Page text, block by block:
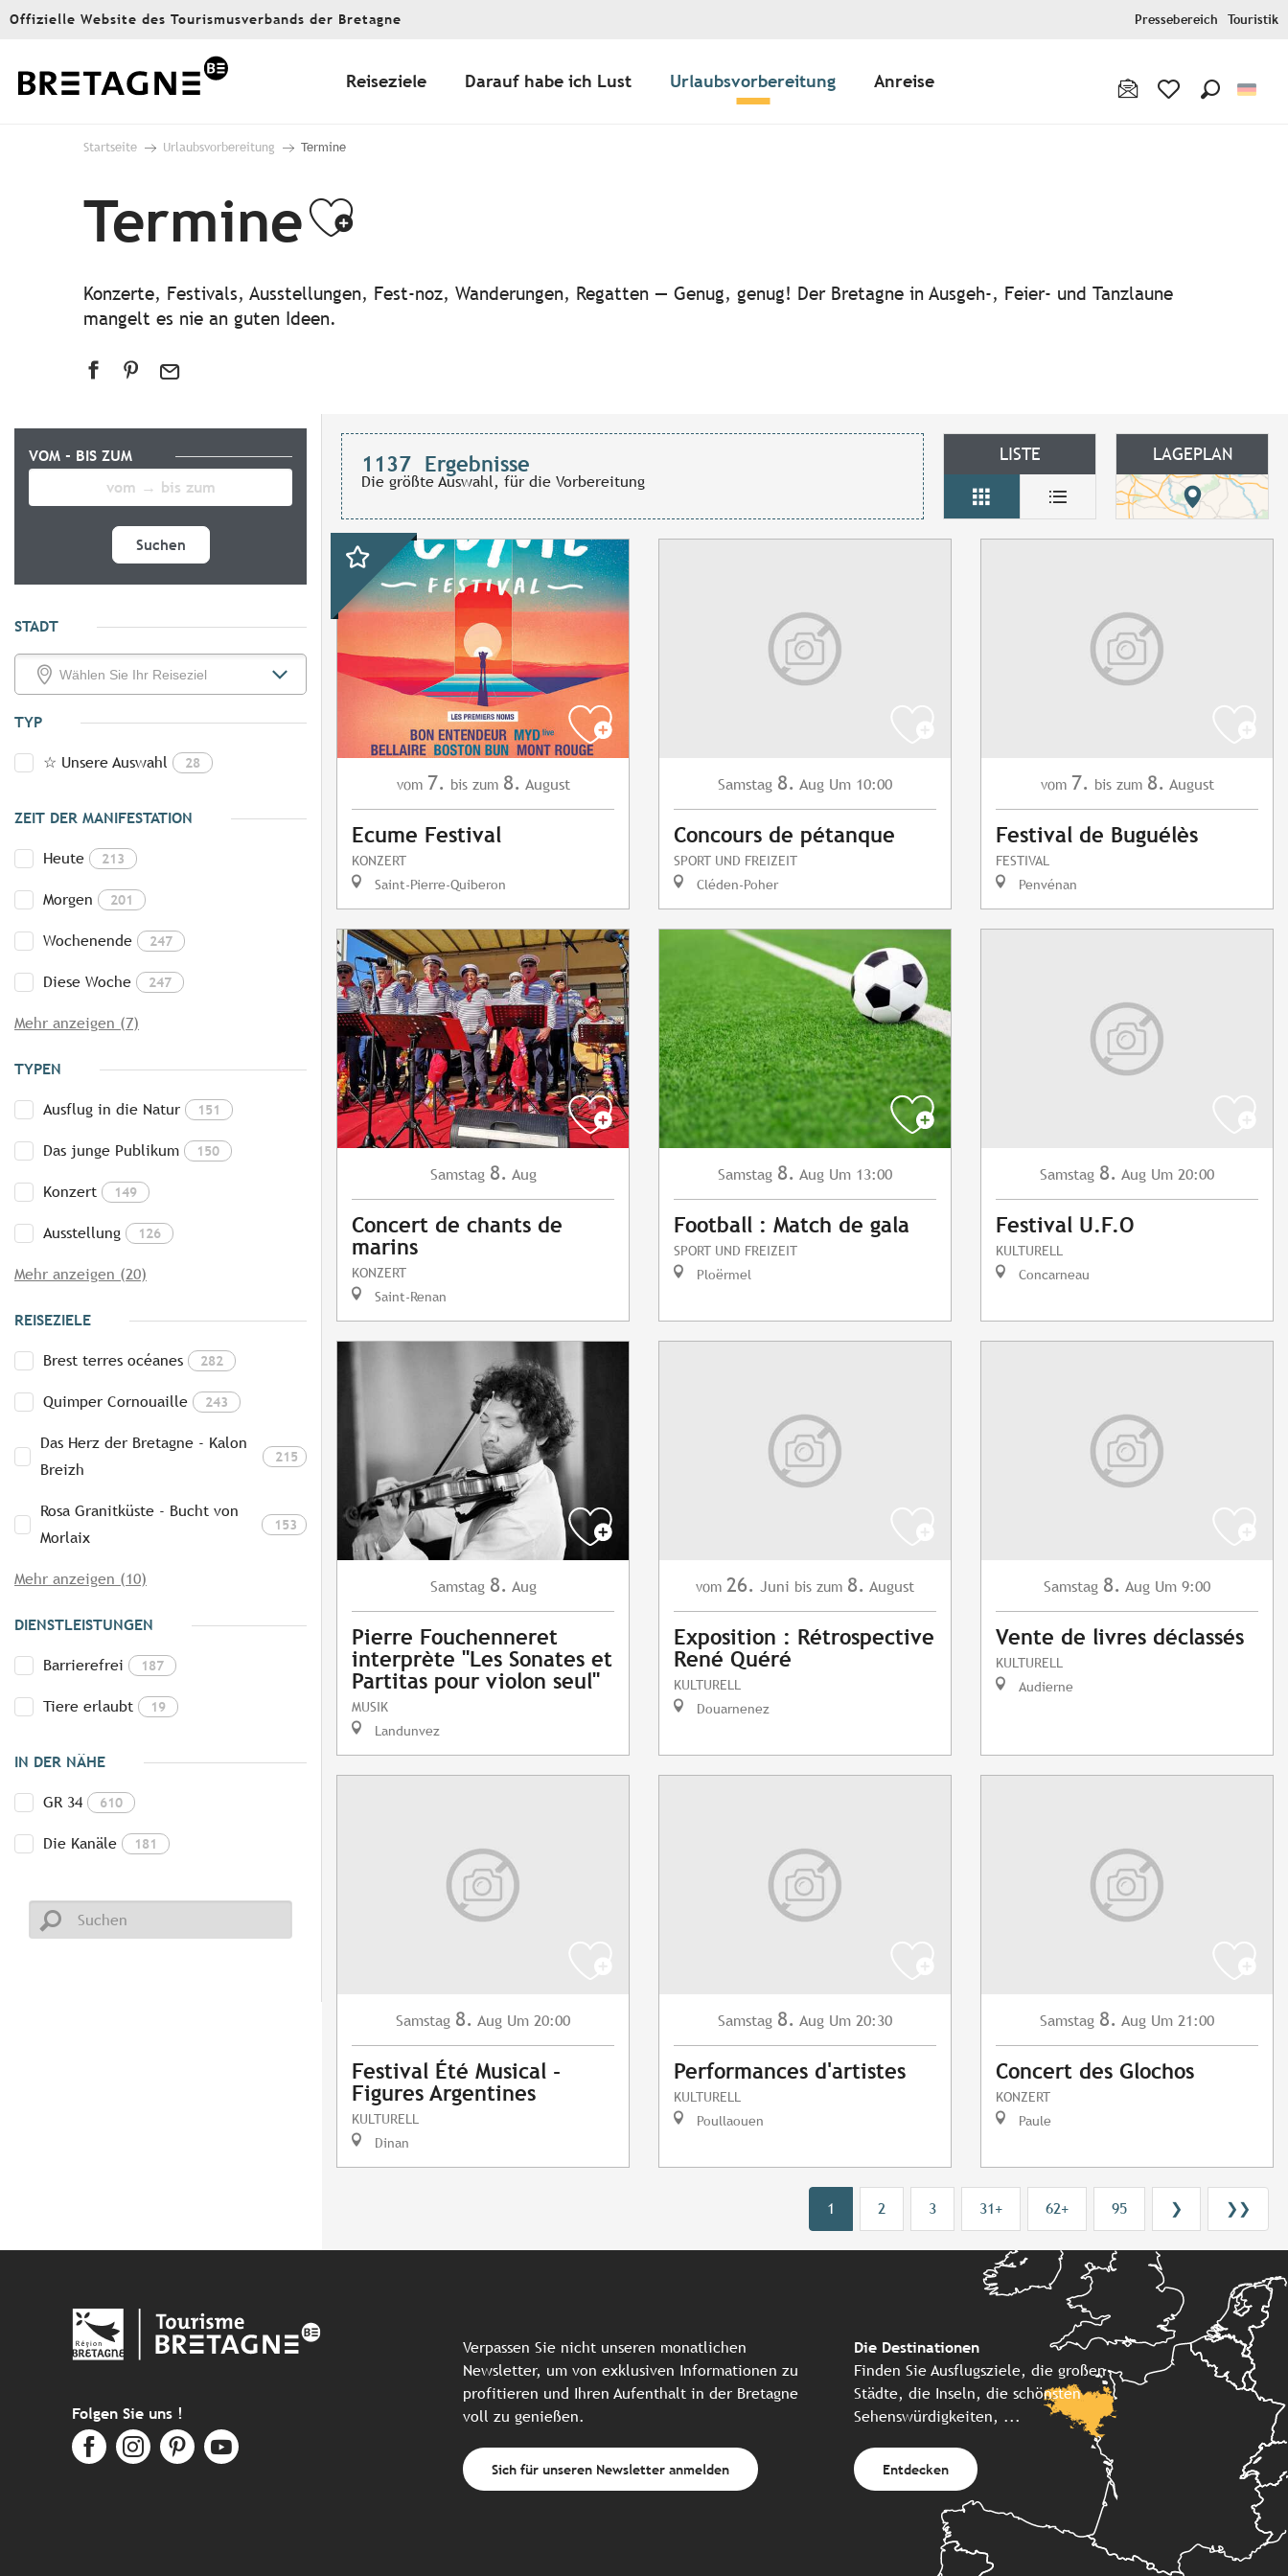
Aller
principal
Offizielle Website des Tourismusverbands der Bretagne Pressebereich Touristik
Reiseziele Darauf habe ich Lust Urlaubsvorbereitung Anreise
Startseite Urlaubsvorbereitung Termine
TermineAjouter aux favoris
Konzerte, Festivals, Ausstellungen, Fest-noz, Wanderungen, Regatten — Genug, genug! Der Bretagne in Ausgeh-, Feier- und Tanzlaune
mangelt es nie an guten Ideen.
VOM - BIS ZUM
Suchen
STADT
TYP
☆ Unsere Auswahl 28
ZEIT DER MANIFESTATION
Heute 213
Morgen 201
Wochenende 247
Diese Woche 247
Mehr anzeigen (7)
TYPEN
Ausflug in die Natur 151
Das junge Publikum 150
Konzert 149
Ausstellung 126
Mehr anzeigen (20)
REISEZIELE
Brest terres océanes 282
Quimper Cornouaille 243
Das Herz der Bretagne - Kalon
Breizh
215
Rosa Granitküste - Bucht von
Morlaix
153
Mehr anzeigen (10)
DIENSTLEISTUNGEN
Barrierefrei 187
Tiere erlaubt 19
IN DER NÄHE
GR 34 610
Die Kanäle 181
1137 Ergebnisse
Die größte Auswahl, für die Vorbereitung
LISTE LAGEPLAN
vom 7. bis zum 8. August
Ecume Festival
KONZERT
Saint-Pierre-Quiberon
Samstag 8. Aug Um 10:00
Concours de pétanque
SPORT UND FREIZEIT
Cléden-Poher
vom 7. bis zum 8. August
Festival de Buguélès
FESTIVAL
Penvénan
Samstag 8. Aug
Concert de chants de
marins
KONZERT
Saint-Renan
Samstag 8. Aug Um 13:00
Football : Match de gala
SPORT UND FREIZEIT
Ploërmel
Samstag 8. Aug Um 20:00
Festival U.F.O
KULTURELL
Concarneau
Samstag 8. Aug
Pierre Fouchenneret
interprète "Les Sonates et
Partitas pour violon seul"
MUSIK
Landunvez
vom 26. Juni bis zum 8. August
Exposition : Rétrospective
René Quéré
KULTURELL
Douarnenez
Samstag 8. Aug Um 9:00
Vente de livres déclassés
KULTURELL
Audierne
Samstag 8. Aug Um 20:00
Festival Été Musical -
Figures Argentines
KULTURELL
Dinan
Samstag 8. Aug Um 20:30
Performances d'artistes
KULTURELL
Poullaouen
Samstag 8. Aug Um 21:00
Concert des Glochos
KONZERT
Paule
1 2 3 31+ 62+ 95 ❯ ❯❯
Folgen Sie uns !
Verpassen Sie nicht unseren monatlichen
Newsletter, um von exklusiven Informationen zu
profitieren und Ihren Aufenthalt in der Bretagne
voll zu genießen.
Sich für unseren Newsletter anmelden
Die Destinationen
Finden Sie Ausflugsziele, die großen
Städte, die Inseln, die schönsten
Sehenswürdigkeiten, ...
Entdecken